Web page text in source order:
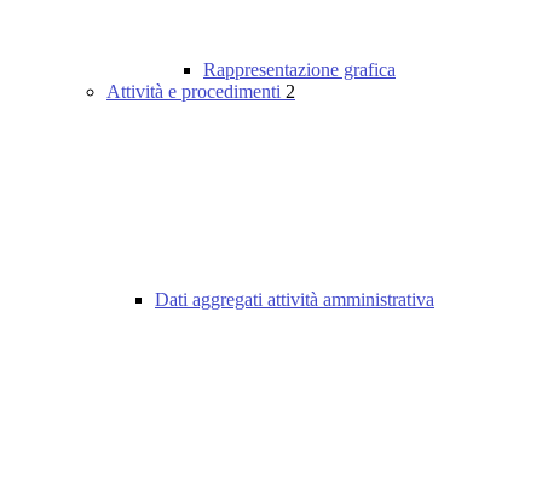
Rappresentazione grafica
Attività e procedimenti 2
Dati aggregati attività amministrativa